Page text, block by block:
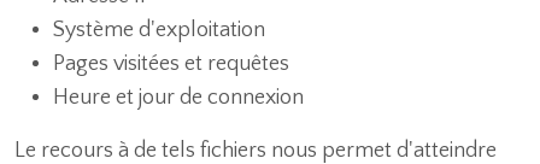
Système d'exploitation
Pages visitées et requêtes
Heure et jour de connexion
Le recours à de tels fichiers nous permet d'atteindre